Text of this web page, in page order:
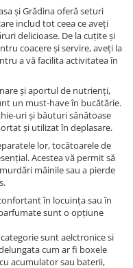
și Grădina oferă seturi
includ tot ceea ce aveți
delicioase. De la cuțite și
coacere și servire, aveți la
a vă facilita activitatea în
și aportul de nutrienți,
un must-have în bucătărie.
uri și băuturi sănătoase
și utilizat în deplasare.
lor, tocătoarele de
Acestea vă permit să
mâinile sau a pierde
în locuința sau în
sunt o opțiune
sunt aelctronice si
cum ar fi boxele
acumulator sau baterii,